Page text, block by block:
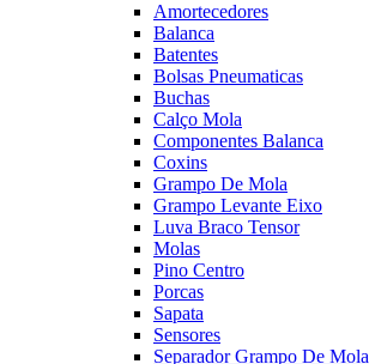
Amortecedores
Balanca
Batentes
Bolsas Pneumaticas
Buchas
Calço Mola
Componentes Balanca
Coxins
Grampo De Mola
Grampo Levante Eixo
Luva Braco Tensor
Molas
Pino Centro
Porcas
Sapata
Sensores
Separador Grampo De Mola